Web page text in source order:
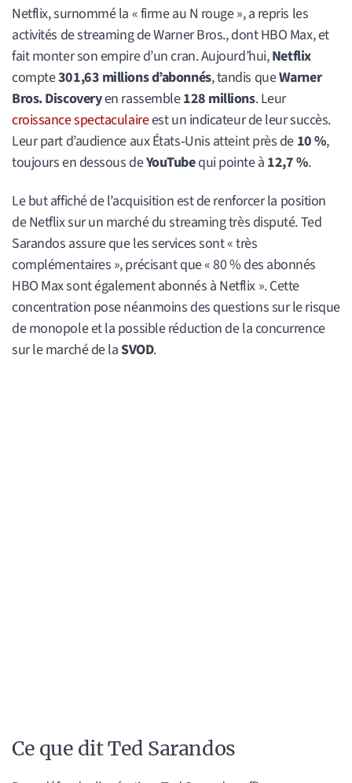
Netflix, surnommé la « firme au N rouge », a repris les
activités de streaming de Warner Bros., dont HBO Max, et
fait monter son empire d’un cran. Aujourd’hui,Netflix
compte301,63 millions d’abonnés, tandis queWarner
Bros. Discoveryen rassemble128 millions. Leur
croissance spectaculaireest un indicateur de leur succès.
Leur part d’audience aux États‑Unis atteint près de 10 %,
toujours en dessous deYouTubequi pointe à 12,7 %.
Le but affiché de l’acquisition est de renforcer la position
de Netflix sur un marché du streaming très disputé. Ted
Sarandos assure que les services sont « très
complémentaires », précisant que « 80 % des abonnés
HBO Max sont également abonnés à Netflix ». Cette
concentration pose néanmoins des questions sur le risque
de monopole et la possible réduction de la concurrence
sur le marché de laSVOD.
Ce que dit Ted Sarandos